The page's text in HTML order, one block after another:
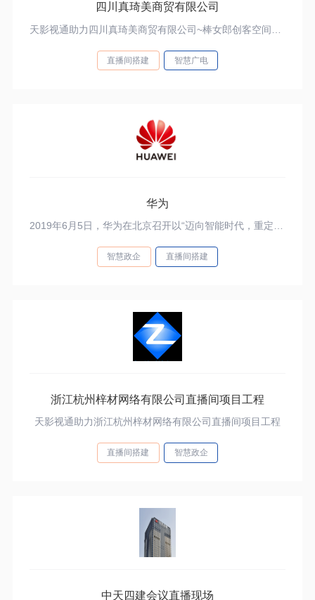
四川真琦美商贸有限公司
直播间搭建 智慧广电
华为
2019年6月5日，华为在北京召开以“迈向智能时代，重定义数据基础设施”为主题的发布会，讲述人类社会正快速进入数字经济时代，数据已成为新的生产资料，智能成为新的生产力。 此次大会备受华为及各界关注，北京天影视通科技有限公司凭借多年的现场直播经验、专业的技术和实力，为此次大会的采集，切换，录制和直播保驾护航。
智慧政企 直播间搭建
浙江杭州梓材网络有限公司直播间项目工程
天影视通助力浙江杭州梓材网络有限公司直播间项目工程
直播间搭建 智慧政企
中天四建会议直播现场